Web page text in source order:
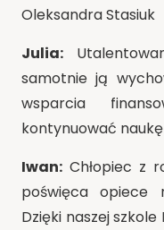
Oleksandra Stasiuk
Julia:
samotnie ją
wsparcia
kontynuować
Iwan: Chłopiec z
poświęca opiece
Dzięki naszej